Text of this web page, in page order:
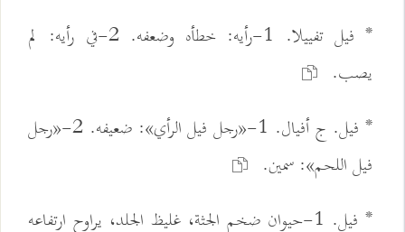
* فيل تفييلا. 1-رأيه: خطأه وضعفه. 2-في رأيه: لم
يصب.
* فيل. ج أفيال. 1-«رجل فيل الرأي»: ضعيفه. 2-«رجل
فيل اللحم»: سمين.
* فيل. 1-حيوان ضخم الجثة، غليظ الجلد، يراوح ارتفاعه